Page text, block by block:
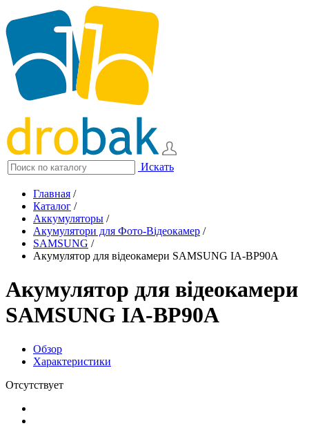
Искать
Главная /
Каталог /
Аккумуляторы /
Акумулятори для Фото-Відеокамер /
SAMSUNG /
Акумулятор для відеокамери SAMSUNG IA-BP90A
Акумулятор для відеокамери
SAMSUNG IA-BP90A
Обзор
Характеристики
Отсутствует